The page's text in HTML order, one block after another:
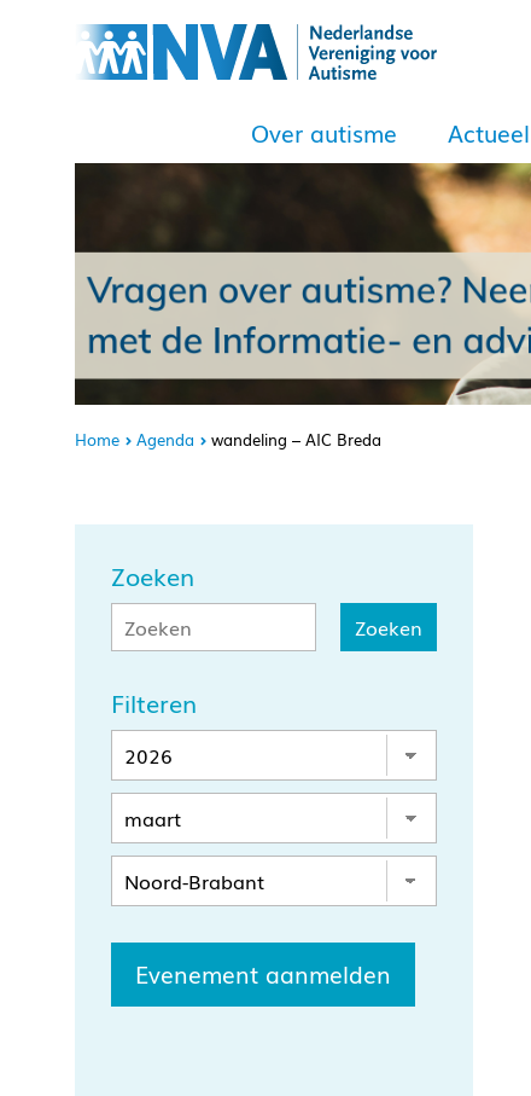
Over autisme Actueel
Home Agenda wandeling – AIC Breda
Zoeken
Filteren
Evenement aanmelden